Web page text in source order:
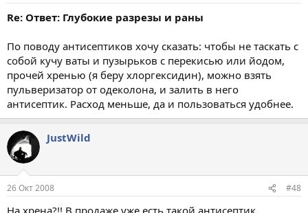
Re: Ответ: Глубокие разрезы и раны
По поводу антисептиков хочу сказать: чтобы не таскать с
собой кучу ваты и пузырьков с перекисью или йодом,
прочей хренью (я беру хлоргексидин), можно взять
пульверизатор от одеколона, и залить в него
антисептик. Расход меньше, да и пользоваться удобнее.
JustWild
26 Окт 2008 #48
На хрена?!! В продаже уже есть такой антисептик.